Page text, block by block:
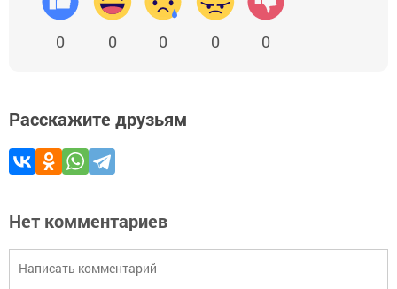
0 0 0 0 0
Расскажите друзьям
Нет комментариев